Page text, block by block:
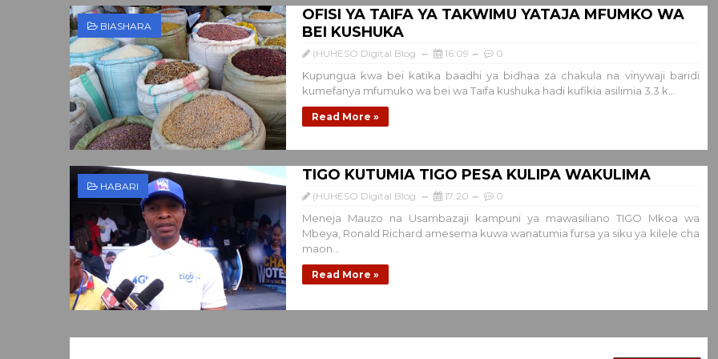
BIASHARA
OFISI YA TAIFA YA TAKWIMU YATAJA MFUMKO WA
BEI KUSHUKA
(HUHESO Digital Blog 16:09 0
Kupungua kwa bei katika baadhi ya bidhaa za chakula na vinywaji baridi
kumefanya mfumuko wa bei wa Taifa kushuka hadi kufikia asilimia 3.3 k...
Read More »
HABARI
TIGO KUTUMIA TIGO PESA KULIPA WAKULIMA
(HUHESO Digital Blog 17:20 0
Meneja Mauzo na Usambazaji kampuni ya mawasiliano TIGO Mkoa wa
Mbeya, Ronald Richard amesema kuwa wanatumia fursa ya siku ya kilele cha
maon...
Read More »